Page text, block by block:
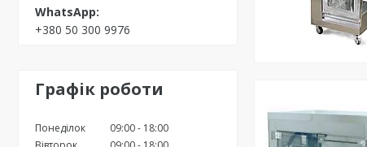
+380 50 300 9976
Графік роботи
Понеділок 09:00
18:00